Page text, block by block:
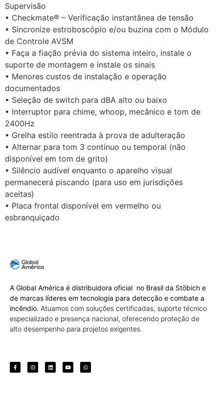
Supervisão
• Checkmate® – Verificação instantânea de tensão
• Sincronize estroboscópio e/ou buzina com o Módulo
de Controle AVSM
• Faça a fiação prévia do sistema inteiro, instale o
suporte de montagem e instale os sinais
• Menores custos de instalação e operação
documentados
• Seleção de switch para dBA alto ou baixo
• Interruptor para chime, whoop, mecânico e tom de
2400Hz
• Grelha estilo reentrada à prova de adulteração
• Alternar para tom 3 contínuo ou temporal (não
disponível em tom de grito)
• Silêncio audível enquanto o aparelho visual
permanecerá piscando (para uso em jurisdições
aceitas)
• Placa frontal disponível em vermelho ou
esbranquiçado
A Global América é distribuidora oficial no Brasil da Stöbich e
de marcas líderes em tecnologia para detecção e combate a
incêndio. Atuamos com soluções certificadas, suporte técnico
especializado e presença nacional, oferecendo proteção de
alto desempenho para projetos exigentes.